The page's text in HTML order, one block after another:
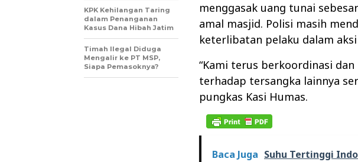
menggasak uang tunai
amal masjid. Polisi masih
keterlibatan pelaku dalam
“Kami terus berkoordinasi
terhadap tersangka lainnya
pungkas Kasi Humas.
Baca Juga Suhu Tertinggi
KPK Kehilangan Taring
dalam Penanganan
Kasus Dana Hibah Jatim
Timah Ilegal Diduga
Mengalir ke PT MSP,
Siapa Pemasoknya?